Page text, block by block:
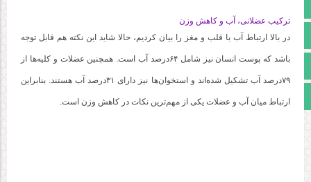
آپارات
اینستاگرام
مجوز سایت
ترکیب عضلانی، آب و کاهش وزن
در بالا ارتباط آب با قلب و مغز را بیان کردیم، حالا شاید این نکته هم قابل توجه
باشد که پوست انسان نیز شامل ۶۴درصد آب است. همچنین عضلات و کلیه‌ها از
۷۹درصد آب تشکیل شده‌اند و استخوان‌ها نیز دارای ۳۱درصد آب هستند. بنابراین
ارتباط میان آب و عضلات یکی از مهم‌ترین نکات در کاهش وزن است.